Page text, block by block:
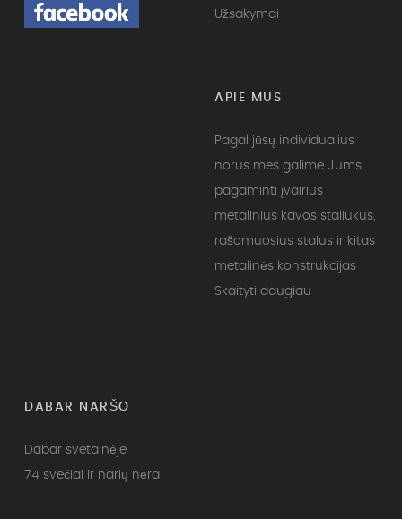
Užsakymai
APIE MUS
Pagal jūsų individualius
norus mes galime Jums
pagaminti įvairius
metalinius kavos staliukus,
rašomuosius stalus ir kitas
metalinės konstrukcijas
Skaityti daugiau
DABAR NARŠO
Dabar svetainėje
74 svečiai ir narių nėra